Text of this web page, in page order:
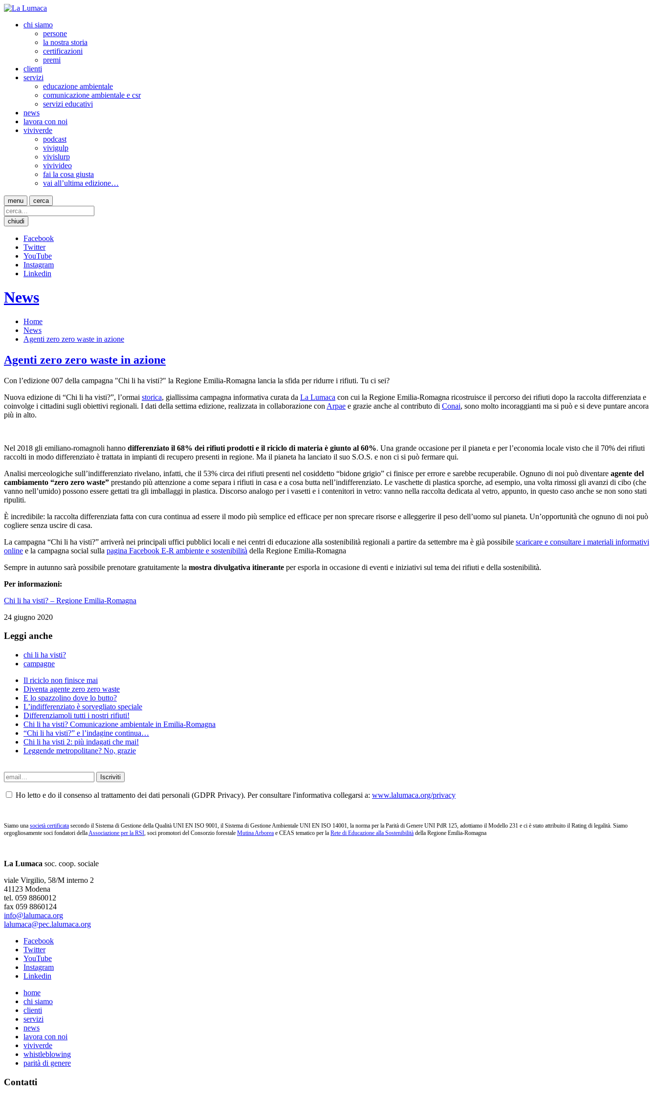
chi siamo
persone
la nostra storia
certificazioni
premi
clienti
servizi
educazione ambientale
comunicazione ambientale e csr
servizi educativi
news
lavora con noi
viviverde
podcast
vivigulp
vivislurp
vivivideo
fai la cosa giusta
vai all’ultima edizione…
menu cerca
chiudi
Facebook
Twitter
YouTube
Instagram
Linkedin
News
Home
News
Agenti zero zero waste in azione
Agenti zero zero waste in azione
Con l’edizione 007 della campagna "Chi li ha visti?" la Regione Emilia-Romagna lancia la sfida per ridurre i rifiuti. Tu ci sei?
Nuova edizione di “Chi li ha visti?”, l’ormai storica, giallissima campagna informativa curata da La Lumaca con cui la Regione Emilia-Romagna ricostruisce il percorso dei rifiuti dopo la raccolta differenziata e
coinvolge i cittadini sugli obiettivi regionali. I dati della settima edizione, realizzata in collaborazione con Arpae e grazie anche al contributo di Conai, sono molto incoraggianti ma si può e si deve puntare ancora
più in alto.
Nel 2018 gli emiliano-romagnoli hanno differenziato il 68% dei rifiuti prodotti e il riciclo di materia è giunto al 60%. Una grande occasione per il pianeta e per l’economia locale visto che il 70% dei rifiuti
raccolti in modo differenziato è trattata in impianti di recupero presenti in regione. Ma il pianeta ha lanciato il suo S.O.S. e non ci si può fermare qui.
Analisi merceologiche sull’indifferenziato rivelano, infatti, che il 53% circa dei rifiuti presenti nel cosiddetto “bidone grigio” ci finisce per errore e sarebbe recuperabile. Ognuno di noi può diventare agente del
cambiamento “zero zero waste” prestando più attenzione a come separa i rifiuti in casa e a cosa butta nell’indifferenziato. Le vaschette di plastica sporche, ad esempio, una volta rimossi gli avanzi di cibo (che
vanno nell’umido) possono essere gettati tra gli imballaggi in plastica. Discorso analogo per i vasetti e i contenitori in vetro: vanno nella raccolta dedicata al vetro, appunto, in questo caso anche se non sono stati
ripuliti.
È incredibile: la raccolta differenziata fatta con cura continua ad essere il modo più semplice ed efficace per non sprecare risorse e alleggerire il peso dell’uomo sul pianeta. Un’opportunità che ognuno di noi può
cogliere senza uscire di casa.
La campagna “Chi li ha visti?” arriverà nei principali uffici pubblici locali e nei centri di educazione alla sostenibilità regionali a partire da settembre ma è già possibile scaricare e consultare i materiali informativi
online e la campagna social sulla pagina Facebook E-R ambiente e sostenibilità della Regione Emilia-Romagna
Sempre in autunno sarà possibile prenotare gratuitamente la mostra divulgativa itinerante per esporla in occasione di eventi e iniziativi sul tema dei rifiuti e della sostenibilità.
Per informazioni:
Chi li ha visti? – Regione Emilia-Romagna
24 giugno 2020
Leggi anche
chi li ha visti?
campagne
Il riciclo non finisce mai
Diventa agente zero zero waste
E lo spazzolino dove lo butto?
L’indifferenziato è sorvegliato speciale
Differenziamoli tutti i nostri rifiuti!
Chi li ha visti? Comunicazione ambientale in Emilia-Romagna
“Chi li ha visti?” e l’indagine continua…
Chi li ha visti 2: più indagati che mai!
Leggende metropolitane? No, grazie
Ho letto e do il consenso al trattamento dei dati personali (GDPR Privacy). Per consultare l'informativa collegarsi a: www.lalumaca.org/privacy
Siamo una società certificata secondo il Sistema di Gestione della Qualità UNI EN ISO 9001, il Sistema di Gestione Ambientale UNI EN ISO 14001, la norma per la Parità di Genere UNI PdR 125, adottiamo il Modello 231 e ci è stato attribuito il Rating di legalità. Siamo
orgogliosamente soci fondatori dellaAssociazione per la RSI, soci promotori del Consorzio forestale Mutina Arborea e CEAS tematico per la Rete di Educazione alla Sostenibilità della Regione Emilia-Romagna
La Lumaca soc. coop. sociale
viale Virgilio, 58/M interno 2
41123 Modena
tel. 059 8860012
fax 059 8860124
info@lalumaca.org
lalumaca@pec.lalumaca.org
Facebook
Twitter
YouTube
Instagram
Linkedin
home
chi siamo
clienti
servizi
news
lavora con noi
viviverde
whistleblowing
parità di genere
Contatti